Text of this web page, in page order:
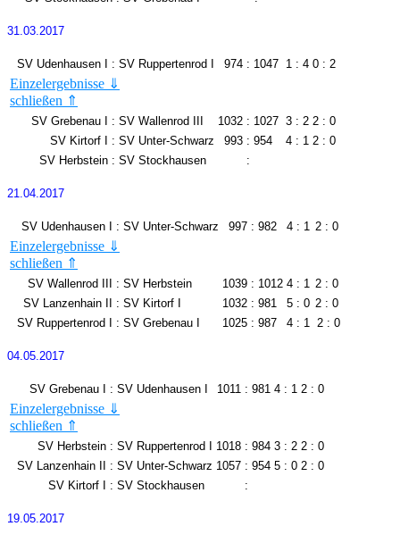
31.03.2017
SV Udenhausen I : SV Ruppertenrod I 974 : 1047 1 : 4 0 : 2
Björn Möller
Sascha Stieler
247 Gunter Kratz
269
Steffen Krug
240 Roland Bender
265
Wolfgang Dörr
225 Michael Kropp
Einzelergebnisse ⇓
schließen ⇑
SV Grebenau I : SV Wallenrod III 1032 : 1027 3 : 2 2 : 0
SV Kirtorf I
: SV Unter-Schwarz 993 : 954 4 : 1 2 : 0
SV Herbstein : SV Stockhausen :
21.04.2017
SV Udenhausen I : SV Unter-Schwarz 997 : 982 4 : 1 2 : 0
Björn Möller
Sascha Stieler
253 Michael Lips
246
Steffen Krug
237 Markus Otterbein
259
Wolfgang Dörr
240 Thomas Hahn 233
Einzelergebnisse ⇓
schließen ⇑
SV Wallenrod III : SV Herbstein 1039 : 1012 4 : 1
2 : 0
SV Lanzenhain II
: SV Kirtorf I 1032 : 981 5 : 0 2 : 0
SV Ruppertenrod I
: SV Grebenau I 1025 : 987 4 : 1 2 : 0
04.05.2017
SV Grebenau I : SV Udenhausen I 1011 : 981 4 : 1 2 : 0
Meike Herrmann
Felix Schäfer
249 Sascha Stieler
269
Stefan Hermann
257 Steffen Krug
265
Christopher Theis
239 Wolfgang Dörr 254
Einzelergebnisse ⇓
schließen ⇑
SV Herbstein : SV Ruppertenrod I 1018 : 984 3 : 2 2 : 0
SV Lanzenhain II
: SV Unter-Schwarz 1057 : 954 5 : 0 2 : 0
SV Kirtorf I
: SV Stockhausen :
19.05.2017